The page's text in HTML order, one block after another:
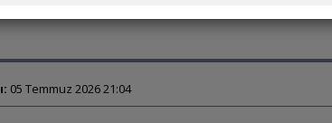
05 Temmuz 2026 21:04